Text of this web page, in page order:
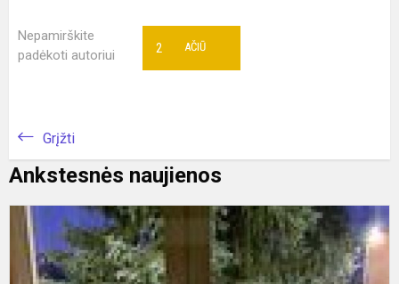
Nepamirškite
padėkoti autoriui
AČIŪ
2
Grįžti
Ankstesnės naujienos